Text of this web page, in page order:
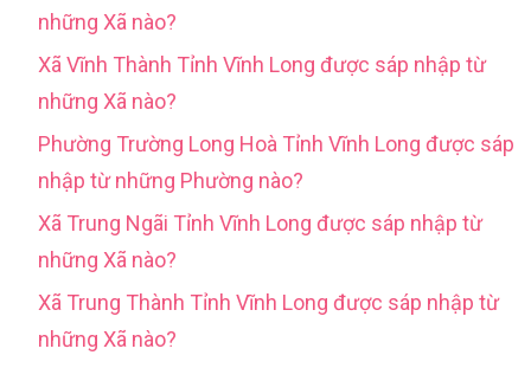
những Xã nào?
Xã Vĩnh Thành Tỉnh Vĩnh Long được sáp nhập từ
những Xã nào?
Phường Trường Long Hoà Tỉnh Vĩnh Long được sáp
nhập từ những Phường nào?
Xã Trung Ngãi Tỉnh Vĩnh Long được sáp nhập từ
những Xã nào?
Xã Trung Thành Tỉnh Vĩnh Long được sáp nhập từ
những Xã nào?